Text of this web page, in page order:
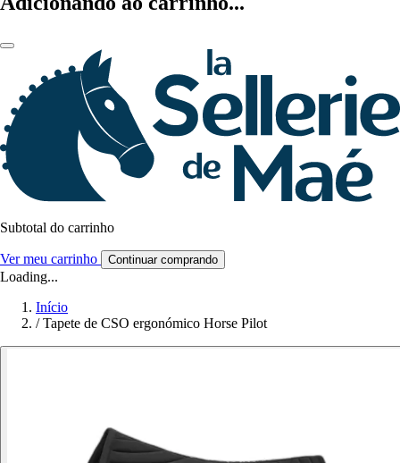
Subtotal do carrinho
Ver meu carrinho Continuar comprando
Loading...
Início
/ Tapete de CSO ergonómico Horse Pilot